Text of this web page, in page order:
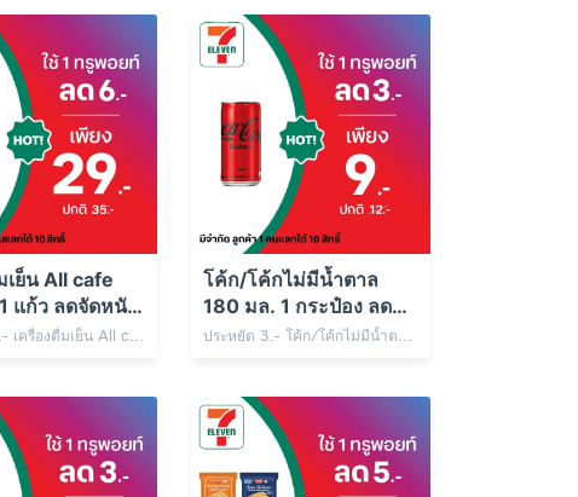
เย็น All cafe
แก้ว ลดจัดหนัก
อยท์
ประหยัด 6.- เครื่องดื่มเย็น All cafe Size M 1 แก้ว เพียง 29.- ปกติ 35.- ใช้ 1 ทรูพอยท์
โค้ก/โค้กไม่มีน้ำตาล
180 มล. 1 กระป๋อง ลดจัด
หนัก ใช้ 1 ทรูพอยท์
ประหยัด 3.- โค้ก/โค้กไม่มีน้ำตาล 180 มล. 1 กระป๋อง เพียง 9.- ปกติ 12.- ใช้ 1 ทรูพอยท์